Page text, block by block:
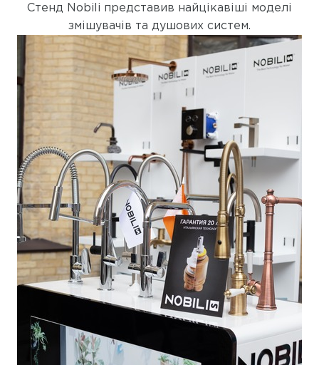
Стенд Nobili представив найцікавіші моделі
змішувачів та душових систем.